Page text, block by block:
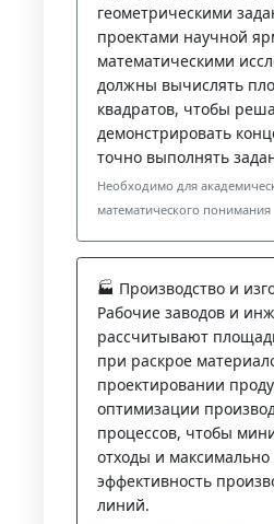
геометрическими
проектами научной
математическими
должны вычислять
квадратов, чтобы
демонстрировать
точно выполнять
Необходимо для
математического понимания
🏭 Производство и
Рабочие заводов и
рассчитывают
при раскрое
проектировании
оптимизации
процессов, чтобы
отходы и
эффективность
линий.